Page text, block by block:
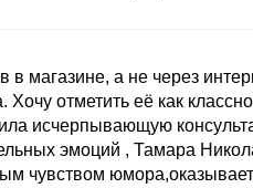
в магазине, а не через
Хочу отметить её как
исчерпывающую
эмоций , Тамара
чувством